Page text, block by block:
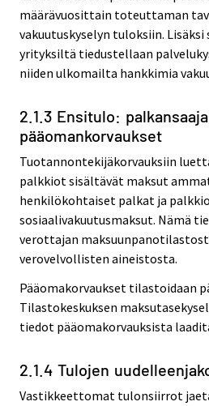
määrävuosittain toteuttaman
vakuutuskyselyn tuloksiin.
yrityksiltä tiedustellaan
niiden ulkomailta hankkimia
2.1.3 Ensitulo:
pääomankorvaukset
Tuotannontekijäkorvauksiin
palkkiot sisältävät maksut
henkilökohtaiset palkat ja
sosiaalivakuutusmaksut. Nämä
verottajan
verovelvollisten aineistosta.
Pääomakorvaukset tilastoidaan
Tilastokeskuksen
tiedot pääomakorvauksista
2.1.4 Tulojen
Vastikkeettomat tulonsiirrot